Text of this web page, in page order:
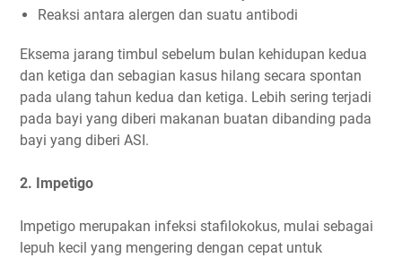
Reaksi antara alergen dan suatu antibodi
Eksema jarang timbul sebelum bulan kehidupan kedua
dan ketiga dan sebagian kasus hilang secara spontan
pada ulang tahun kedua dan ketiga. Lebih sering terjadi
pada bayi yang diberi makanan buatan dibanding pada
bayi yang diberi ASI.
2. Impetigo
Impetigo merupakan infeksi stafilokokus, mulai sebagai
lepuh kecil yang mengering dengan cepat untuk